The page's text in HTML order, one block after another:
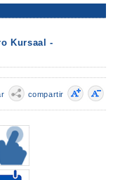
Kursaal -
compartir